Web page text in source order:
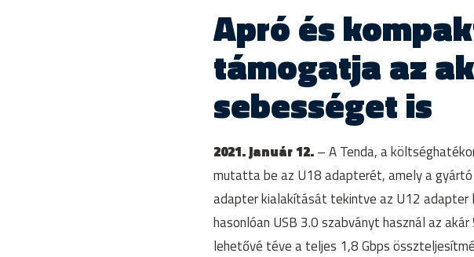
Apró és
támogatja az
sebességet is
2021. január 12.– A Tenda, a
mutatta be az U18 adapterét, amely a
adapter kialakítását tekintve az U12
hasonlóan USB 3.0 szabványt használ az
lehetővé téve a teljes 1,8 Gbps